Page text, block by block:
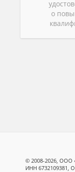
о
© 2008-2026, ООО
ИНН 6732109381,